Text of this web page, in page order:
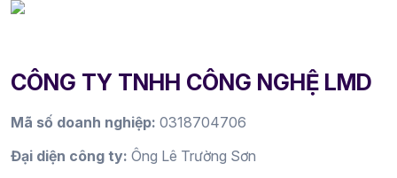
CÔNG TY TNHH CÔNG NGHỆ LMD
Mã số doanh nghiệp: 0318704706
Đại diện công ty: Ông Lê Trường Sơn